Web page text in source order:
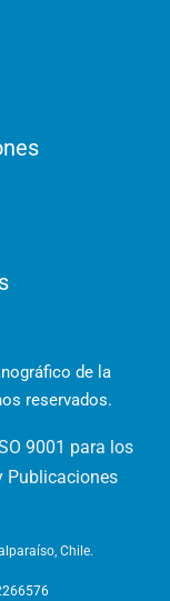
de la
reservados.
9001 para los
Publicaciones
Chile.